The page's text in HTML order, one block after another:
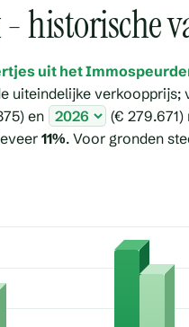
historische
uit het
uiteindelijke
en (€
11%. Voor gronden